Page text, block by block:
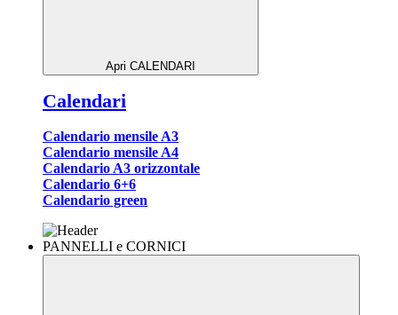
Apri CALENDARI
Calendari
Calendario mensile A3
Calendario mensile A4
Calendario A3 orizzontale
Calendario 6+6
Calendario green
PANNELLI e CORNICI